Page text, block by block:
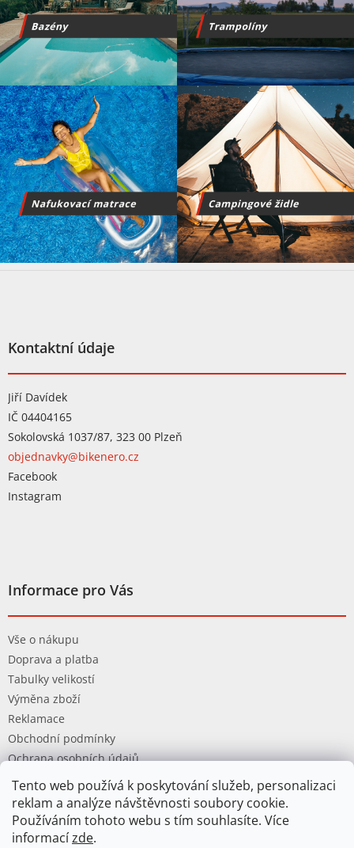
Tento web používá k poskytování služeb, personalizaci
reklam a analýze návštěvnosti soubory cookie.
Používáním tohoto webu s tím souhlasíte. Více
informacízde.
Kontaktní údaje
Jiří Davídek
IČ 04404165
Sokolovská 1037/87, 323 00 Plzeň
objednavky@bikenero.cz
Facebook
Instagram
Informace pro Vás
Vše o nákupu
Doprava a platba
Tabulky velikostí
Výměna zboží
Reklamace
Obchodní podmínky
Ochrana osobních údajů